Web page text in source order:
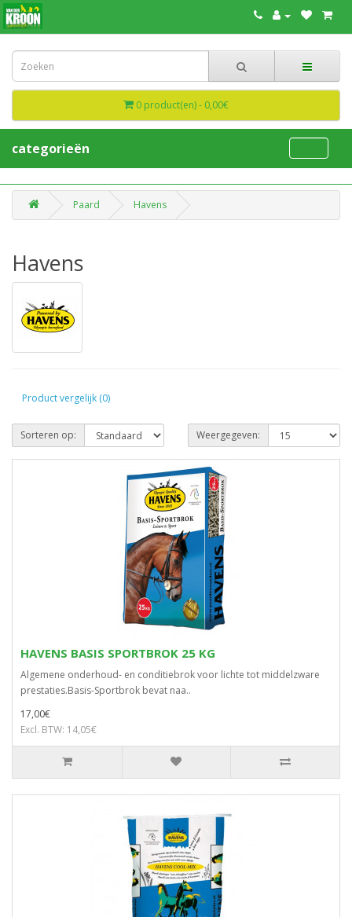
0 product(en) - 0,00€
categorieën
Paard Havens
Havens
Product vergelijk (0)
Sorteren op: Weergegeven:
HAVENS BASIS SPORTBROK 25 KG
Algemene onderhoud- en conditiebrok voor lichte tot middelzware
prestaties.Basis-Sportbrok bevat naa..
17,00€
Excl. BTW: 14,05€